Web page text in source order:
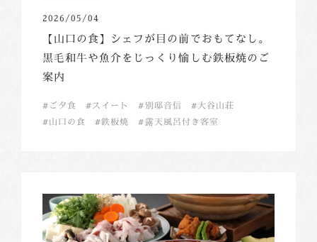
2026/05/04
【山口の食】シェフが目の前でおもてなし。
黒毛和牛や魚介をじっくり愉しむ鉄板焼のご
案内
ご夕食 スイート 別邸音信
大谷山荘
山口の食
鉄板焼 露天風呂付き客室